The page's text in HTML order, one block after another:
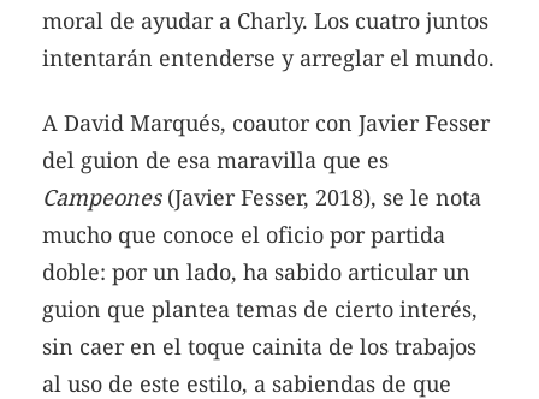
moral de ayudar a Charly. Los cuatro juntos
intentarán entenderse y arreglar el mundo.
A David Marqués, coautor con Javier Fesser
del guion de esa maravilla que es
Campeones(Javier Fesser, 2018), se le nota
mucho que conoce el oficio por partida
doble: por un lado, ha sabido articular un
guion que plantea temas de cierto interés,
sin caer en el toque cainita de los trabajos
al uso de este estilo, a sabiendas de que